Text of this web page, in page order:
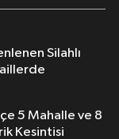
5 Mahalle ve 8
Kesintisi